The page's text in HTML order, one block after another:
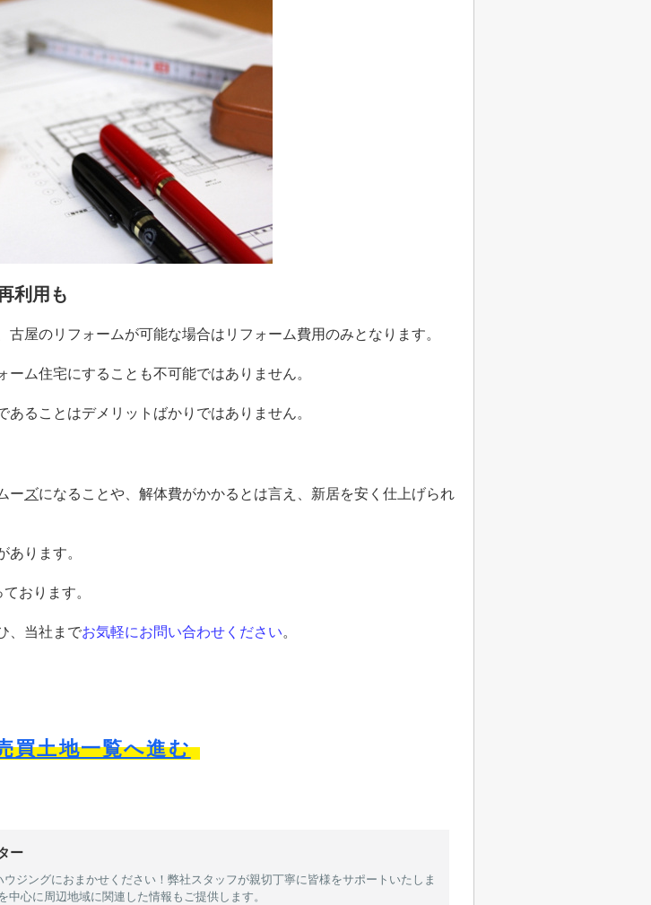
利用も
屋のリフォームが可能な場合はリフォーム費用のみとなります。
ム住宅にすることも不可能ではありません。
ることはデメリットばかりではありません。
ーズになることや、解体費がかかるとは言え、新居を安く仕上げられ
あります。
おります。
、当社までお気軽にお問い合わせください。
買土地一覧へ進む
ー
ジングにおまかせください！弊社スタッフが親切丁寧に皆様をサポートいたしま
心に周辺地域に関連した情報もご提供します。